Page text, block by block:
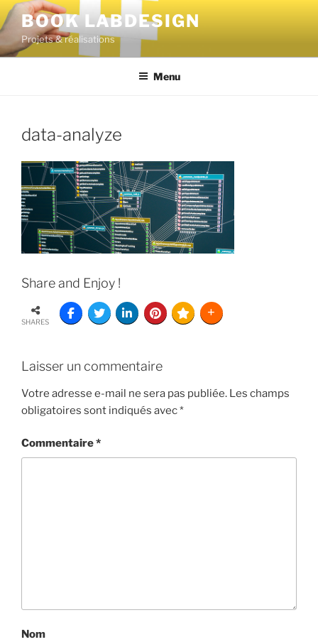
BOOK LABDESIGN
Projets & réalisations
Menu
data-analyze
Share and Enjoy !
SHARES
Laisser un commentaire
Votre adresse e-mail ne sera pas publiée. Les champs
obligatoires sont indiqués avec*
Commentaire*
Nom